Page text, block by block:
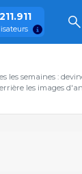
211.911
les semaines :
les images